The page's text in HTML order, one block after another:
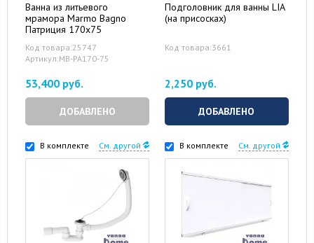
Ванна из литьевого
мрамора Marmo Bagno
Патриция 170x75
Код товара:25747
Артикул:MB-PA170-75
53,400 руб.
ДОБАВЛЕНО
Подголовник для ванны LIA
(на присосках)
Код товара:3661
2,250 руб.
ДОБАВЛЕНО
В комплекте См. другой В комплекте См. другой